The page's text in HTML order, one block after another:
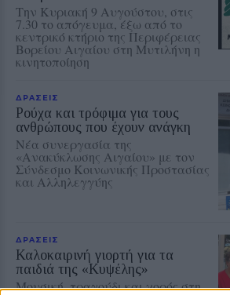
Την Κυριακή 9 Αυγούστου, στις
7.30 το απόγευμα, έξω από το
κεντρικό κτήριο της Περιφέρειας
Βορείου Αιγαίου στη Μυτιλήνη η
κινητοποίηση
ΔΡΑΣΕΙΣ
Ρούχα και τρόφιμα για τους
ανθρώπους που έχουν ανάγκη
Νέα συνεργασία της
«Ανακύκλωσης Αιγαίου» με τον
Σύνδεσμο Κοινωνικής Προστασίας
και Αλληλεγγύης
ΔΡΑΣΕΙΣ
Καλοκαιρινή γιορτή για τα
παιδιά της «Κυψέλης»
Μουσική, τραγούδι και χορός στη